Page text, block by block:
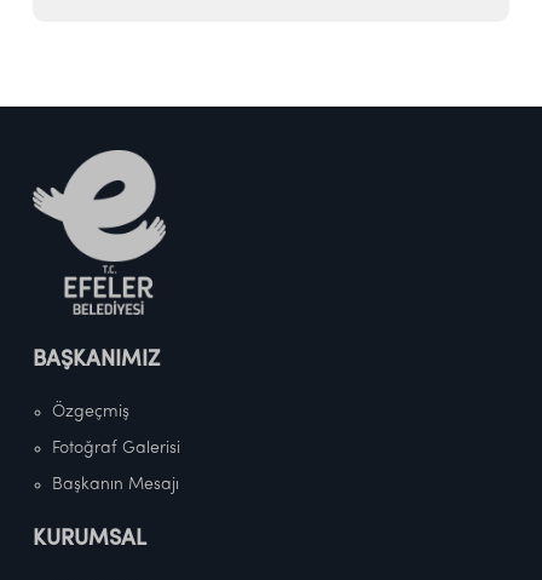
BAŞKANIMIZ
Özgeçmiş
Fotoğraf Galerisi
Başkanın Mesajı
KURUMSAL